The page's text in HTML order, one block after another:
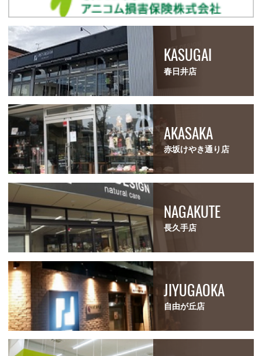
KASUGAI
春日井店
AKASAKA
赤坂けやき通り店
NAGAKUTE
長久手店
JIYUGAOKA
自由が丘店